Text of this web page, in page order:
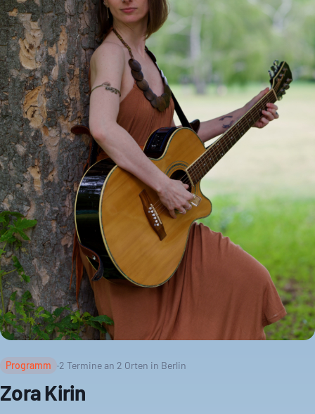
Programm ·2 Termine an 2 Orten in Berlin
Zora Kirin